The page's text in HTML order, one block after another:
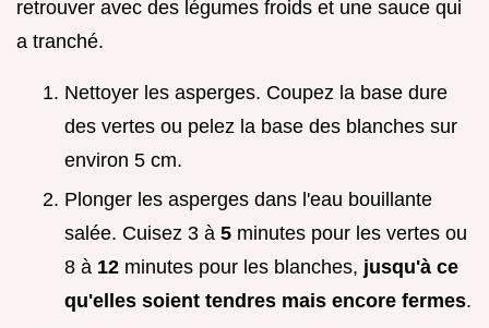
retrouver avec des légumes froids et une sauce qui
a tranché.
Nettoyer les asperges. Coupez la base dure
des vertes ou pelez la base des blanches sur
environ 5 cm.
Plonger les asperges dans l'eau bouillante
salée. Cuisez 3 à 5 minutes pour les vertes ou
8 à 12 minutes pour les blanches, jusqu'à ce
qu'elles soient tendres mais encore fermes.